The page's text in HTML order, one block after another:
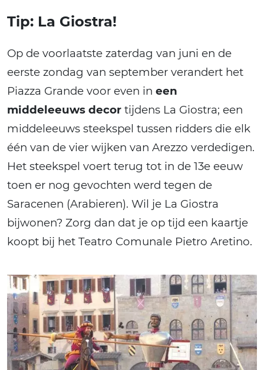
Tip: La Giostra!
Op de voorlaatste zaterdag van juni en de
eerste zondag van september verandert het
Piazza Grande voor even in een
middeleeuws decor tijdens La Giostra; een
middeleeuws steekspel tussen ridders die elk
één van de vier wijken van Arezzo verdedigen.
Het steekspel voert terug tot in de 13e eeuw
toen er nog gevochten werd tegen de
Saracenen (Arabieren). Wil je La Giostra
bijwonen? Zorg dan dat je op tijd een kaartje
koopt bij het Teatro Comunale Pietro Aretino.